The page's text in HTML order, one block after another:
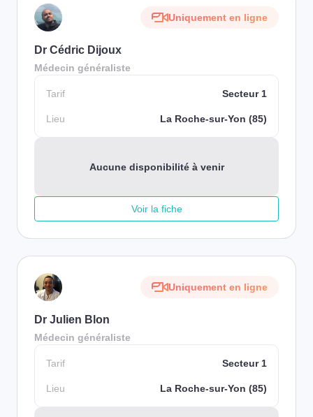
Uniquement en ligne
Dr Cédric Dijoux
Médecin généraliste
Tarif Secteur 1
Lieu La Roche-sur-Yon (85)
Aucune disponibilité à venir
Voir la fiche
Uniquement en ligne
Dr Julien Blon
Médecin généraliste
Tarif Secteur 1
Lieu La Roche-sur-Yon (85)